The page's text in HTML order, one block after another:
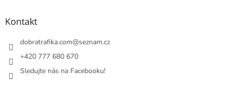
Kontakt
dobratrafika.com@seznam.cz
+420 777 680 670
Sledujte nás na Facebooku!